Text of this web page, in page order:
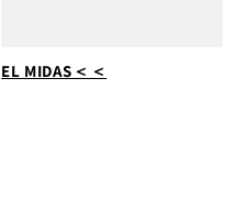
EL MIDAS＜＜